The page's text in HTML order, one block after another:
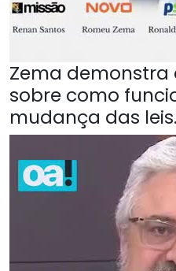
Zema
sobre como
mudança das